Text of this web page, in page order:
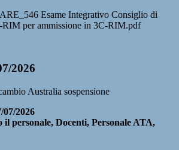
Esame Integrativo Consiglio di
RIM per ammissione in 3C-RIM.pdf
2026
Australia sospensione
07/2026
il personale, Docenti, Personale ATA,